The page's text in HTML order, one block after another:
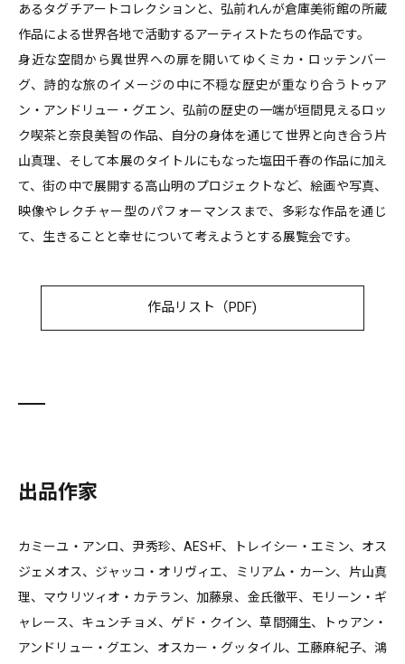
あるタグチアートコレクションと、弘前れんが倉庫美術館の所蔵
作品による世界各地で活動するアーティストたちの作品です。
身近な空間から異世界への扉を開いてゆくミカ・ロッテンバー
グ、詩的な旅のイメージの中に不穏な歴史が重なり合うトゥア
ン・アンドリュー・グエン、弘前の歴史の一端が垣間見えるロッ
ク喫茶と奈良美智の作品、自分の身体を通じて世界と向き合う片
山真理、そして本展のタイトルにもなった塩田千春の作品に加え
て、街の中で展開する高山明のプロジェクトなど、絵画や写真、
映像やレクチャー型のパフォーマンスまで、多彩な作品を通じ
て、生きることと幸せについて考えようとする展覧会です。
作品リスト（PDF)
出品作家
カミーユ・アンロ、尹秀珍、AES+F、トレイシー・エミン、オス
ジェメオス、ジャッコ・オリヴィエ、ミリアム・カーン、片山真
理、マウリツィオ・カテラン、加藤泉、金氏徹平、モリーン・ギ
ャレース、キュンチョメ、ゲド・クイン、草間彌生、トゥアン・
アンドリュー・グエン、オスカー・グッタイル、工藤麻紀子、鴻